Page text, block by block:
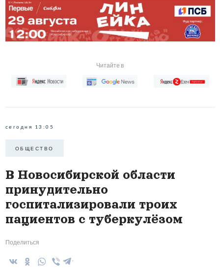
Читайте в
сегодня 13:05
ОБЩЕСТВО
В Новосибирской области
принудительно
госпитализировали троих
пациентов с туберкулёзом
Поделиться